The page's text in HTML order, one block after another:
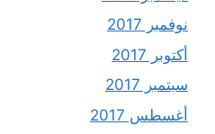
نوفمبر 2017
أكتوبر 2017
سبتمبر 2017
أغسطس 2017